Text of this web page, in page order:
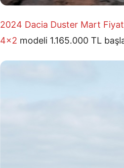
2024 Dacia Duster Mart
4×2 modeli 1.165.000 TL